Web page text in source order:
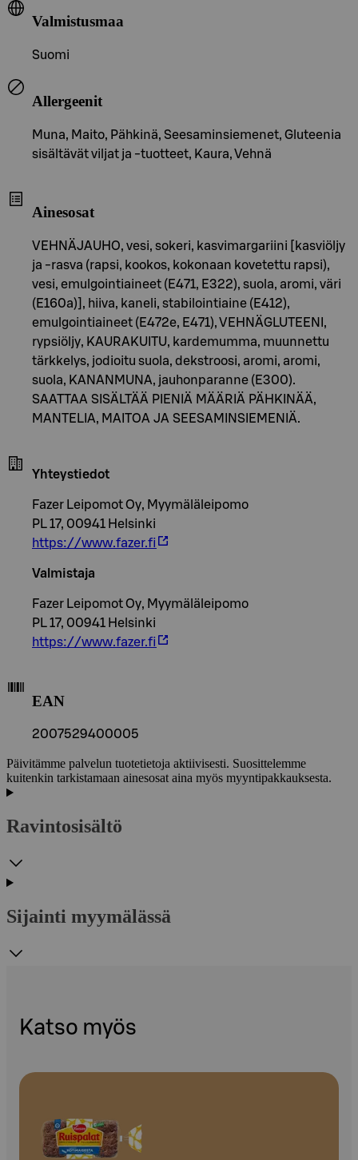
Valmistusmaa
Suomi
Allergeenit
Muna, Maito, Pähkinä, Seesaminsiemenet, Gluteenia
sisältävät viljat ja -tuotteet, Kaura, Vehnä
Ainesosat
VEHNÄJAUHO, vesi, sokeri, kasvimargariini [kasviöljy
ja -rasva (rapsi, kookos, kokonaan kovetettu rapsi),
vesi, emulgointiaineet (E471, E322), suola, aromi, väri
(E160a)], hiiva, kaneli, stabilointiaine (E412),
emulgointiaineet (E472e, E471), VEHNÄGLUTEENI,
rypsiöljy, KAURAKUITU, kardemumma, muunnettu
tärkkelys, jodioitu suola, dekstroosi, aromi, aromi,
suola, KANANMUNA, jauhonparanne (E300).
SAATTAA SISÄLTÄÄ PIENIÄ MÄÄRIÄ PÄHKINÄÄ,
MANTELIA, MAITOA JA SEESAMINSIEMENIÄ.
Yhteystiedot
Fazer Leipomot Oy, Myymäläleipomo
PL 17, 00941 Helsinki
https://www.fazer.fi
Valmistaja
Fazer Leipomot Oy, Myymäläleipomo
PL 17, 00941 Helsinki
https://www.fazer.fi
EAN
2007529400005
Päivitämme palvelun tuotetietoja aktiivisesti. Suosittelemme
kuitenkin tarkistamaan ainesosat aina myös myyntipakkauksesta.
Ravintosisältö
Sijainti myymälässä
Katso myös